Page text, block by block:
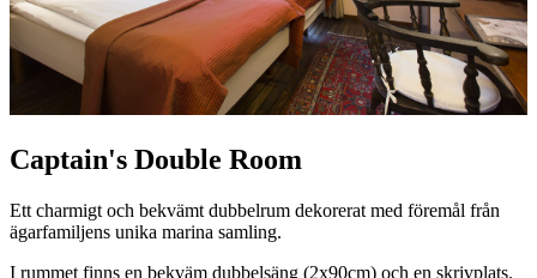
Captain's Double Room
Ett charmigt och bekvämt dubbelrum dekorerat med föremål från
ägarfamiljens unika marina samling.
I rummet finns en bekväm dubbelsäng (2x90cm) och en skrivplats.